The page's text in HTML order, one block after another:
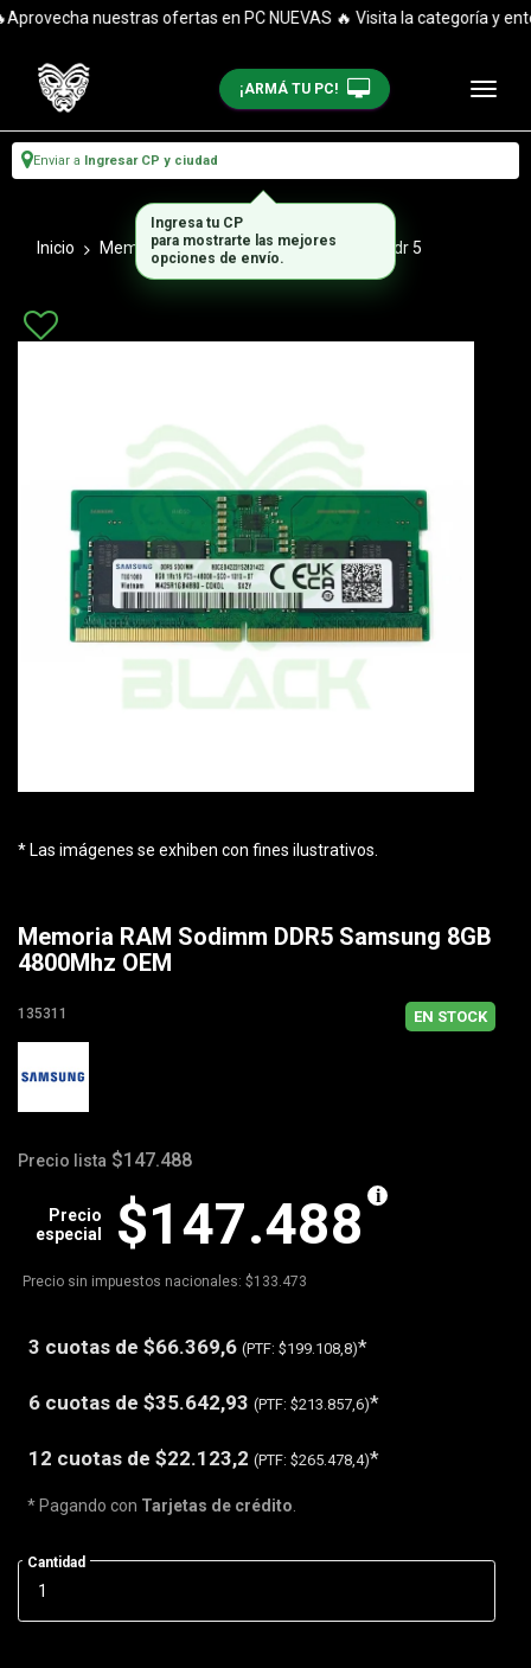
nuestras ofertas en PC NUEVAS 🔥 Visita la categoría y
¡ARMÁ TU PC!
Enviar a Ingresar CP y ciudad
Inicio Memorias Ram Notebook Sodimm Ddr 5
* Las imágenes se exhiben con fines ilustrativos.
Memoria RAM Sodimm DDR5 Samsung 8GB
4800Mhz OEM
135311 EN STOCK
Precio lista $147.488
$147.488
Precio
especial
Precio sin impuestos nacionales: $133.473
3 cuotas de $66.369,6 (PTF: $199.108,8)*
6 cuotas de $35.642,93 (PTF: $213.857,6)*
12 cuotas de $22.123,2 (PTF: $265.478,4)*
* Pagando con Tarjetas de crédito
Cantidad
Ingresa tu CP
para mostrarte las mejores
opciones de envío.